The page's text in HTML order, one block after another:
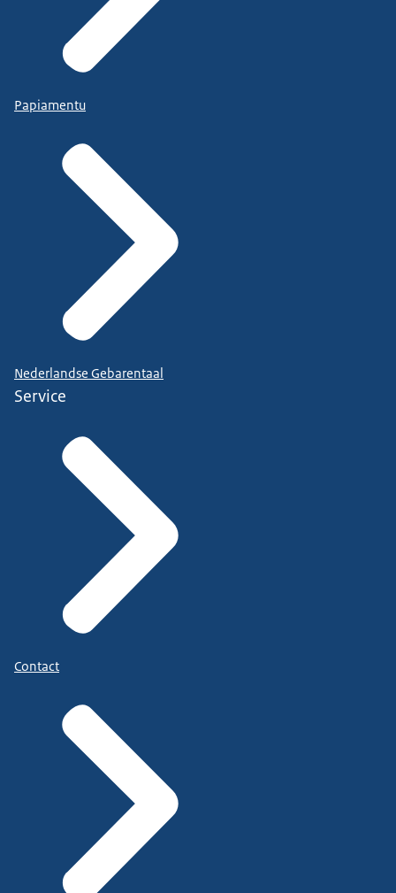
Papiamentu
Nederlandse Gebarentaal
Service
Contact